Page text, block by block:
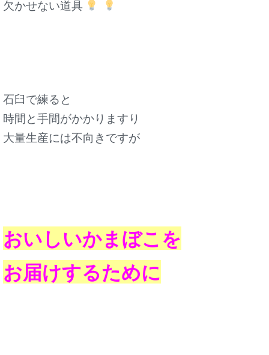
欠かせない道具
石臼で練ると
時間と手間がかかりますり
大量生産には不向きですが
おいしいかまぼこを
お届けするために